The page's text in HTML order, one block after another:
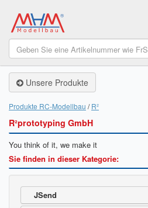
SHOP
Unsere Produkte
Servo Finder
BL-Motor Finder
Schiffsschrauben Finder
Räder Finder
Unsere Produkte
Produkte RC-Modellbau R²
R²prototyping GmbH
You think of it, we make it
Sie finden in dieser Kategorie:
JSend